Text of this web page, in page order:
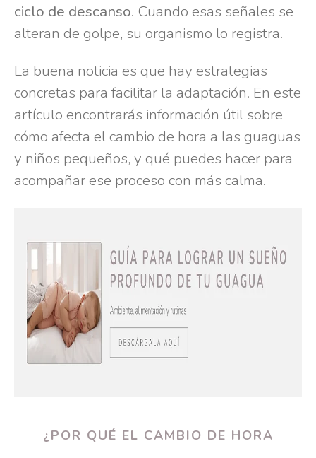
ciclo de descanso. Cuando esas señales se
alteran de golpe, su organismo lo registra.
La buena noticia es que hay estrategias
concretas para facilitar la adaptación. En este
artículo encontrarás información útil sobre
cómo afecta el cambio de hora a las guaguas
y niños pequeños, y qué puedes hacer para
acompañar ese proceso con más calma.
¿POR QUÉ EL CAMBIO DE HORA